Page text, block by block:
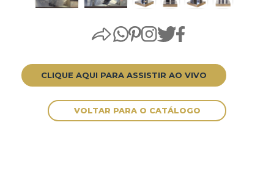
CLIQUE AQUI PARA ASSISTIR AO VIVO